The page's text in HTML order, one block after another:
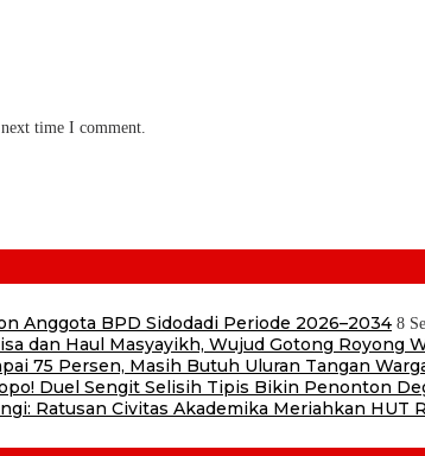
time I comment.
Anggota BPD Sidodadi Periode 2026–2034 8
dan Haul Masyayikh, Wujud Gotong Royong
75 Persen, Masih Butuh Uluran Tangan
Duel Sengit Selisih Tipis Bikin Penonton
Ratusan Civitas Akademika Meriahkan HUT